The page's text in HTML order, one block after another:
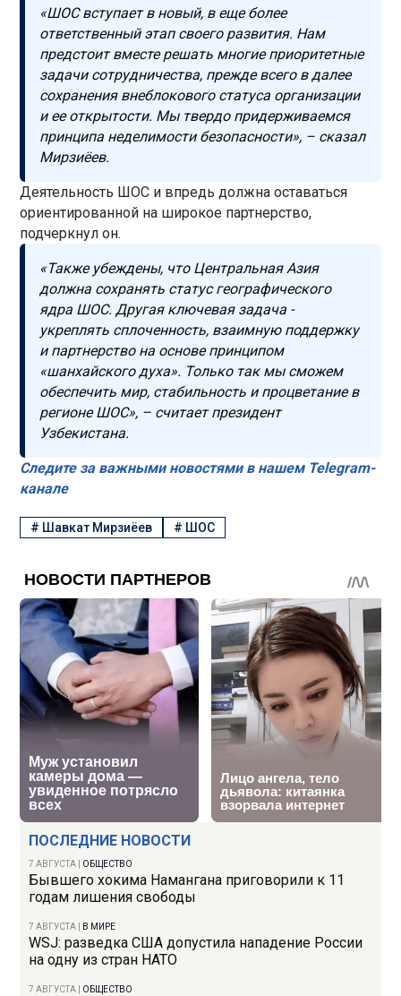
ПОСЛЕДНИЕ НОВОСТИ
7 АВГУСТА ОБЩЕСТВО
Бывшего хокима Намангана приговорили к 11
годам лишения свободы
7 АВГУСТА В МИРЕ
WSJ: разведка США допустила нападение России
на одну из стран НАТО
7 АВГУСТА ОБЩЕСТВО
«ШОС вступает в новый, в еще более
ответственный этап своего развития. Нам
предстоит вместе решать многие приоритетные
задачи сотрудничества, прежде всего в далее
сохранения внеблокового статуса организации
и ее открытости. Мы твердо придерживаемся
принципа неделимости безопасности», – сказал
Мирзиёев.
Деятельность ШОС и впредь должна оставаться
ориентированной на широкое партнерство,
подчеркнул он.
«Также убеждены, что Центральная Азия
должна сохранять статус географического
ядра ШОС. Другая ключевая задача -
укреплять сплоченность, взаимную поддержку
и партнерство на основе принципом
«шанхайского духа». Только так мы сможем
обеспечить мир, стабильность и процветание в
регионе ШОС», – считает президент
Узбекистана.
Следите за важными новостями в нашем Telegram-
канале
# Шавкат Мирзиёев # ШОС